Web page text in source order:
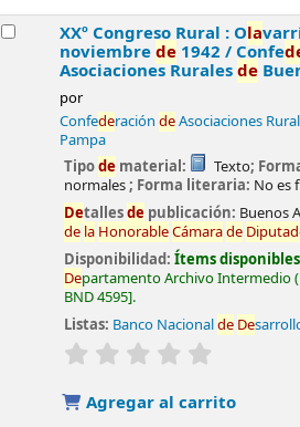
XXº Congreso Rural : Ola
noviembrede 1942 / Confe
Asociaciones Ruralesde
por
ConfederacióndeAsociaciones
Pampa
Tipode material: Texto;
normales; Forma literaria: No es
Detallesde publicación: Buenos
de la HonorableCámarade
Disponibilidad:Ítems
Departamento Archivo Intermedio
BND 4595 .
Listas: Banco Nacionalde De
valoración
Agregar al carrito